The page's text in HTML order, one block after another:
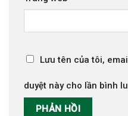
Lưu tên của tôi,
duyệt này cho lần bình